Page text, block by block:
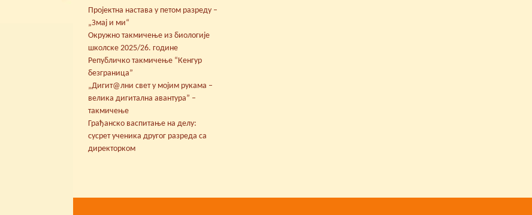
Пројектна настава у петом разреду –
„Змај и ми“
Окружно такмичење из биологије
школске 2025/26. године
Републичко такмичење “Кенгур
безграница”
„Дигит@лни свет у мојим рукама –
велика дигитална авантура” –
такмичење
Грађанско васпитање на делу:
сусрет ученика другог разреда са
директорком